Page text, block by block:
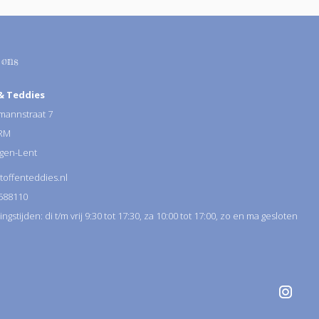
Teddies
7
Lent
di t/m vrij 9:30 tot 17:30, za 10:00 tot 17:00, zo en ma gesloten